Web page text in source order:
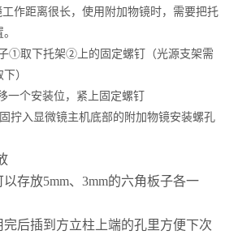
作距离很长，使用附加物镜时，需要把托
①取下托架②上的固定螺钉（光源支架需
）
个安装位，紧上固定螺钉
拧入显微镜主机底部的附加物镜安装螺孔
存放5mm、3mm的六角板子各一
完后插到方立柱上端的孔里方便下次